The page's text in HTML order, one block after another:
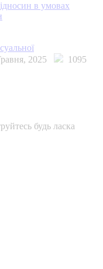
в умовах
2025 1095
будь ласка